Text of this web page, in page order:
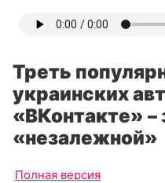
Треть
украинских
«ВКонтакте» –
«незалежной»
Полная версия